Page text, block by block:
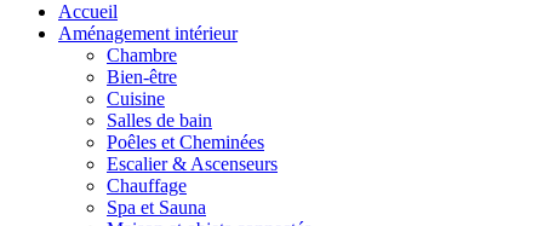
Accueil
Aménagement intérieur
Chambre
Bien-être
Cuisine
Salles de bain
Poêles et Cheminées
Escalier & Ascenseurs
Chauffage
Spa et Sauna